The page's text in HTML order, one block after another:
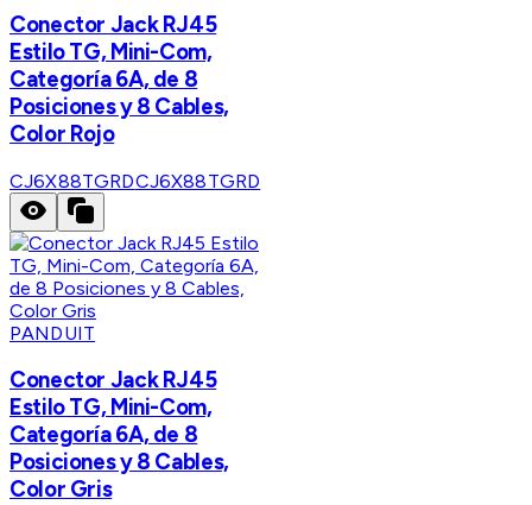
Conector Jack RJ45
Estilo TG, Mini-Com,
Categoría 6A, de 8
Posiciones y 8 Cables,
Color Rojo
CJ6X88TGRDCJ6X88TGRD
PANDUIT
Conector Jack RJ45
Estilo TG, Mini-Com,
Categoría 6A, de 8
Posiciones y 8 Cables,
Color Gris